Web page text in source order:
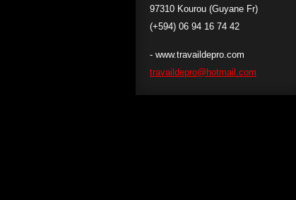
97310 Kourou (Guyane Fr)
(+594) 06 94 16 74 42
- www.travaildepro.com
travaildepro@hotmail.com